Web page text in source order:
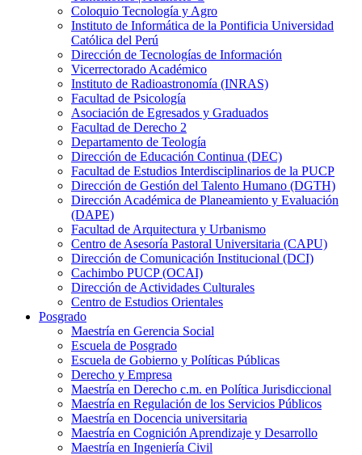
Coloquio Tecnología y Agro
Instituto de Informática de la Pontificia Universidad
Católica del Perú
Dirección de Tecnologías de Información
Vicerrectorado Académico
Instituto de Radioastronomía (INRAS)
Facultad de Psicología
Asociación de Egresados y Graduados
Facultad de Derecho 2
Departamento de Teología
Dirección de Educación Continua (DEC)
Facultad de Estudios Interdisciplinarios de la PUCP
Dirección de Gestión del Talento Humano (DGTH)
Dirección Académica de Planeamiento y Evaluación
(DAPE)
Facultad de Arquitectura y Urbanismo
Centro de Asesoría Pastoral Universitaria (CAPU)
Dirección de Comunicación Institucional (DCI)
Cachimbo PUCP (OCAI)
Dirección de Actividades Culturales
Centro de Estudios Orientales
Posgrado
Maestría en Gerencia Social
Escuela de Posgrado
Escuela de Gobierno y Políticas Públicas
Derecho y Empresa
Maestría en Derecho c.m. en Política Jurisdiccional
Maestría en Regulación de los Servicios Públicos
Maestría en Docencia universitaria
Maestría en Cognición Aprendizaje y Desarrollo
Maestría en Ingeniería Civil